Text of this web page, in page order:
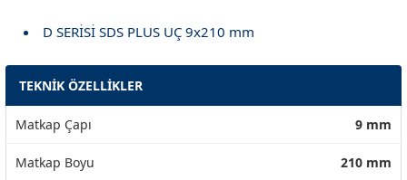
D SERİSİ SDS PLUS UÇ 9x210 mm
TEKNİK ÖZELLİKLER
Matkap Çapı 9 mm
Matkap Boyu 210 mm